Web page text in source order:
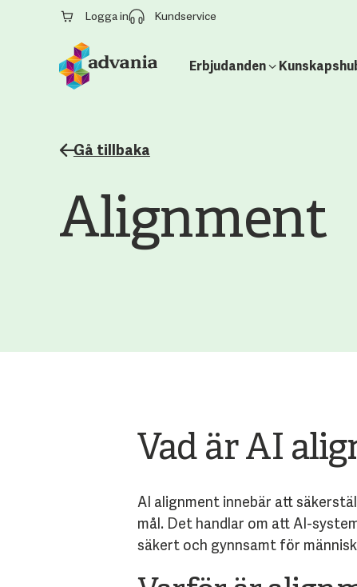
Logga in Kundservice
Erbjudanden
Gå tillbaka
Alignment
Vad är AI
AI alignment innebär att
mål. Det handlar om att AI-
säkert och gynnsamt för